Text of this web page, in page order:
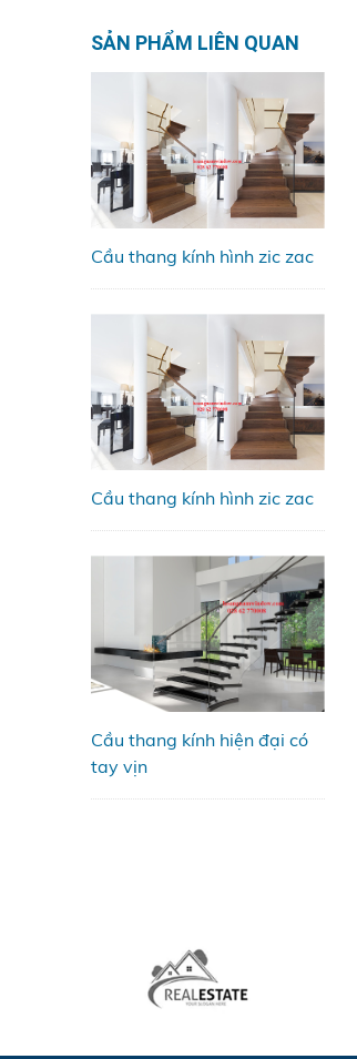
SẢN PHẨM LIÊN QUAN
Cầu thang kính hình zic zac
Cầu thang kính hình zic zac
Cầu thang kính hiện đại có
tay vịn